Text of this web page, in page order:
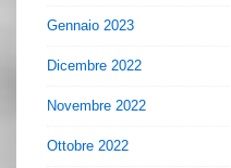
Gennaio 2023
Dicembre 2022
Novembre 2022
Ottobre 2022